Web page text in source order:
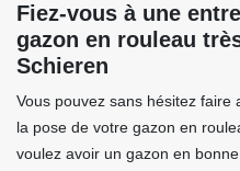
Fiez-vous à une
gazon en rouleau
Schieren
Vous pouvez sans hésitez
la pose de votre gazon en
voulez avoir un gazon en